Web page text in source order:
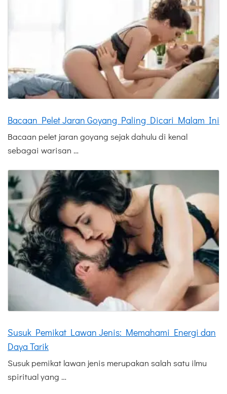
Bacaan Pelet Jaran Goyang Paling Dicari Malam Ini
Bacaan pelet jaran goyang sejak dahulu di kenal
sebagai warisan …
Susuk Pemikat Lawan Jenis: Memahami Energi dan
Daya Tarik
Susuk pemikat lawan jenis merupakan salah satu ilmu
spiritual yang …